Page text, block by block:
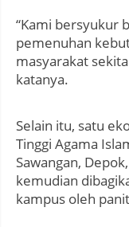
“Kami bersyukur
pemenuhan
masyarakat
katanya.
Selain itu, satu
Tinggi Agama
Sawangan,
kemudian
kampus oleh